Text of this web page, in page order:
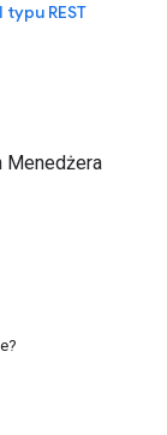
REST
Menedżera